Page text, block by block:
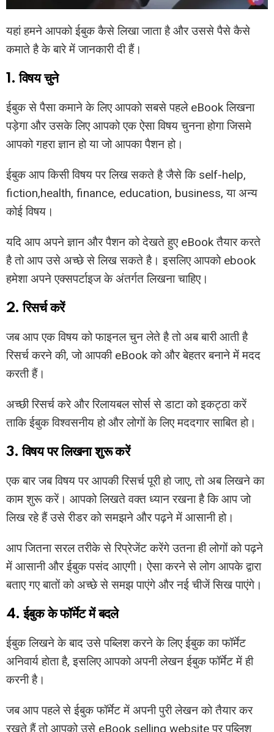
यहां हमने आपको ईबुक कैसे लिखा जाता है और उससे पैसे कैसे
कमाते है के बारे में जानकारी दी हैं।
1. विषय चुने
ईबुक से पैसा कमाने के लिए आपको सबसे पहले eBook लिखना
पड़ेगा और उसके लिए आपको एक ऐसा विषय चुनना होगा जिसमे
आपको गहरा ज्ञान हो या जो आपका पैशन हो।
ईबुक आप किसी विषय पर लिख सकते है जैसे कि self-help,
fiction,health, finance, education, business, या अन्य
कोई विषय।
यदि आप अपने ज्ञान और पैशन को देखते हुए eBook तैयार करते
है तो आप उसे अच्छे से लिख सकते है। इसलिए आपको ebook
हमेशा अपने एक्सपर्टाइज के अंतर्गत लिखना चाहिए।
2. रिसर्च करें
जब आप एक विषय को फाइनल चुन लेते है तो अब बारी आती है
रिसर्च करने की, जो आपकी eBook को और बेहतर बनाने में मदद
करती हैं।
अच्छी रिसर्च करे और रिलायबल सोर्स से डाटा को इकट्ठा करें
ताकि ईबुक विश्वसनीय हो और लोगों के लिए मददगार साबित हो।
3. विषय पर लिखना शुरू करें
एक बार जब विषय पर आपकी रिसर्च पूरी हो जाए, तो अब लिखने का
काम शुरू करें। आपको लिखते वक्त ध्यान रखना है कि आप जो
लिख रहे हैं उसे रीडर को समझने और पढ़ने में आसानी हो।
आप जितना सरल तरीके से रिप्रेजेंट करेंगे उतना ही लोगों को पढ़ने
में आसानी और ईबुक पसंद आएगी। ऐसा करने से लोग आपके द्वारा
बताए गए बातों को अच्छे से समझ पाएंगे और नई चीजें सिख पाएंगे।
4. ईबुक के फॉर्मेट में बदले
ईबुक लिखने के बाद उसे पब्लिश करने के लिए ईबुक का फॉर्मेट
अनिवार्य होता है, इसलिए आपको अपनी लेखन ईबुक फॉर्मेट में ही
करनी है।
जब आप पहले से ईबुक फॉर्मेट में अपनी पुरी लेखन को तैयार कर
रखते हैं तो आपको उसे eBook selling website पर पब्लिश